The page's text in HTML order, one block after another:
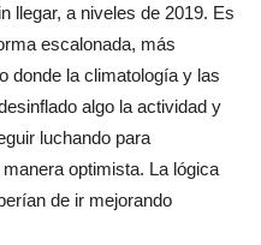
llegar, a niveles de 2019. Es
escalonada, más
donde la climatología y las
algo la actividad y
luchando para
optimista. La lógica
de ir mejorando